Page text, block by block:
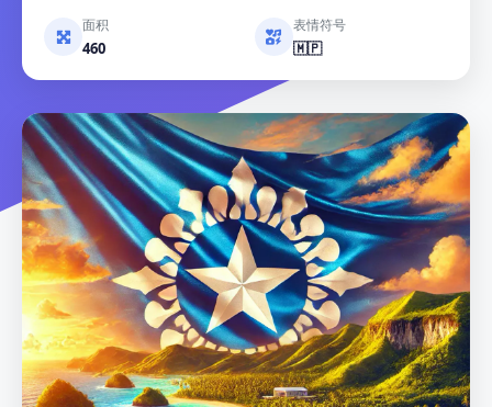
面积
460
表情符号
🇲🇵